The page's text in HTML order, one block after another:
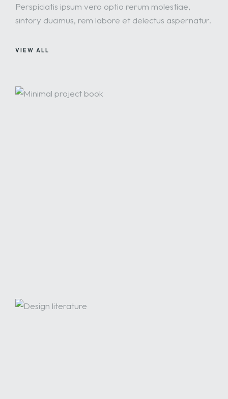
Perspiciatis ipsum vero optio rerum molestiae,
sintory ducimus, rem labore et delectus aspernatur.
VIEW ALL